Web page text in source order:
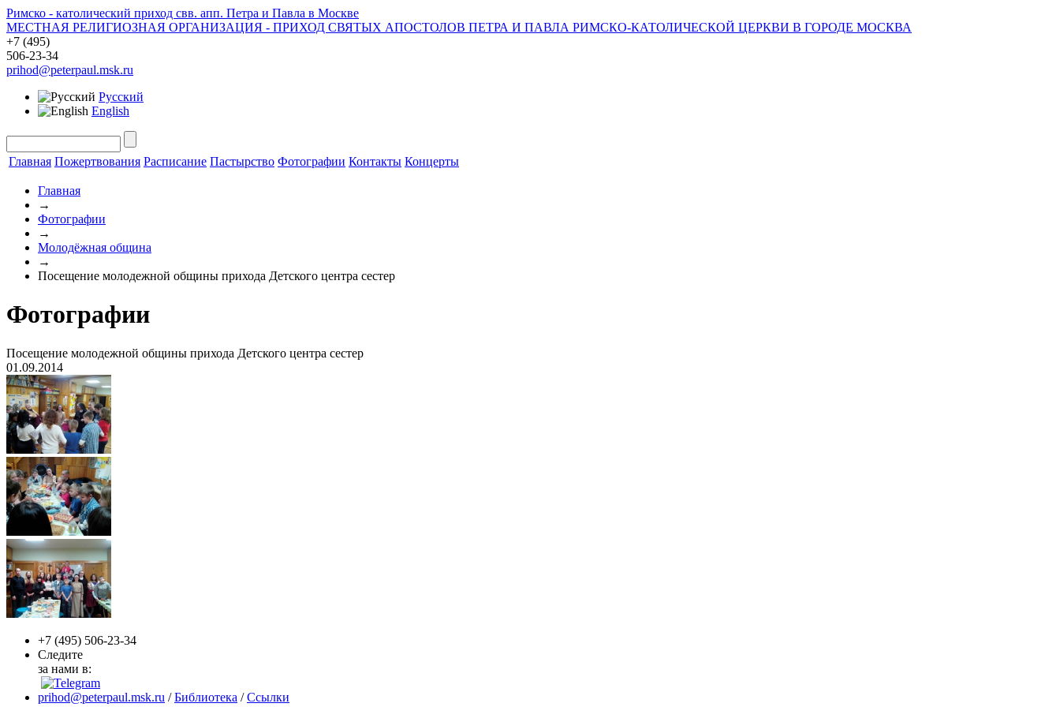
Римско - католический приход свв. апп. Петра и Павла в Москве
МЕСТНАЯ РЕЛИГИОЗНАЯ ОРГАНИЗАЦИЯ - ПРИХОД СВЯТЫХ АПОСТОЛОВ ПЕТРА И ПАВЛА РИМСКО-КАТОЛИЧЕСКОЙ ЦЕРКВИ В ГОРОДЕ МОСКВА
+7 (495)
506-23-34
prihod@peterpaul.msk.ru
Русский
English
Главная Пожертвования Расписание Пастырство Фотографии Контакты Концерты
Главная
→
Фотографии
→
Молодёжная община
→
Посещение молодежной общины прихода Детского центра сестер
Фотографии
Посещение молодежной общины прихода Детского центра сестер
01.09.2014
+7 (495) 506-23-34
Следите
за нами в:
prihod@peterpaul.msk.ru /Библиотека /Ссылки